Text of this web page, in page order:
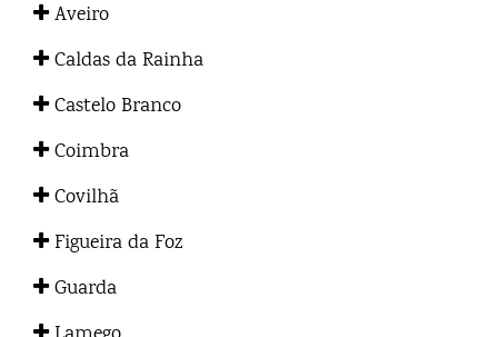
Aveiro
Caldas da Rainha
Castelo Branco
Coimbra
Covilhã
Figueira da Foz
Guarda